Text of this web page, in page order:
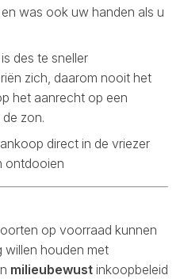
was ook uw handen als u
des te sneller
zich, daarom nooit het
het aanrecht op een
zon.
direct in de vriezer
ontdooien
op voorraad kunnen
willen houden met
milieubewust inkoopbeleid